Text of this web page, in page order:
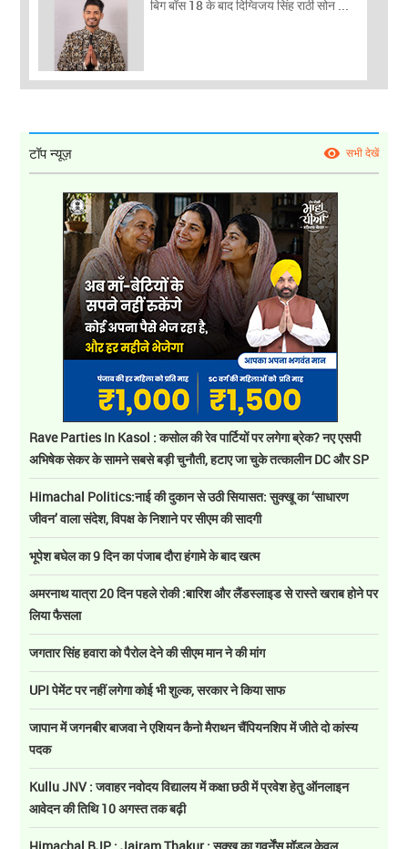
बिग बॉस 18 के बाद दिग्विजय सिंह राठी सोन ...
टॉप न्यूज़ सभी देखें
Rave Parties In Kasol : कसोल की रेव पार्टियों पर लगेगा ब्रेक? नए एसपी
अभिषेक सेकर के सामने सबसे बड़ी चुनौती, हटाए जा चुके तत्कालीन DC और SP
Himachal Politics:नाई की दुकान से उठी सियासत: सुक्खू का ‘साधारण
जीवन’ वाला संदेश, विपक्ष के निशाने पर सीएम की सादगी
भूपेश बघेल का 9 दिन का पंजाब दौरा हंगामे के बाद खत्म
अमरनाथ यात्रा 20 दिन पहले रोकी :बारिश और लैंडस्लाइड से रास्ते खराब होने पर
लिया फैसला
जगतार सिंह हवारा को पैरोल देने की सीएम मान ने की मांग
UPI पेमेंट पर नहीं लगेगा कोई भी शुल्क, सरकार ने किया साफ
जापान में जगनबीर बाजवा ने एशियन कैनो मैराथन चैंपियनशिप में जीते दो कांस्य
पदक
Kullu JNV : जवाहर नवोदय विद्यालय में कक्षा छठी में प्रवेश हेतु ऑनलाइन
आवेदन की तिथि 10 अगस्त तक बढ़ी